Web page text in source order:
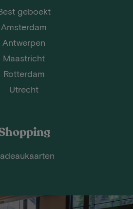
geboekt
Amsterdam
Antwerpen
Maastricht
Rotterdam
Utrecht